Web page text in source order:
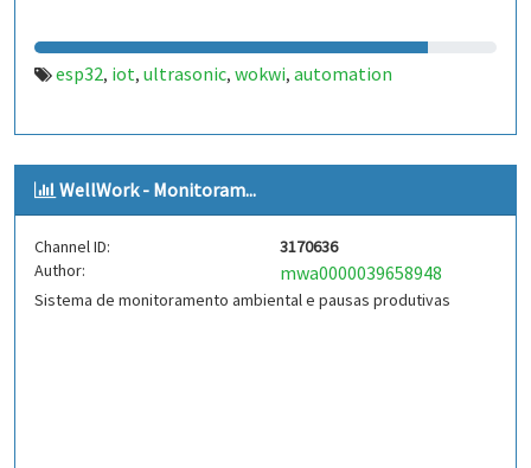
esp32, iot, ultrasonic, wokwi, automation
WellWork - Monitoram...
Channel ID:
3170636
Author:
mwa0000039658948
Sistema de monitoramento ambiental e pausas produtivas